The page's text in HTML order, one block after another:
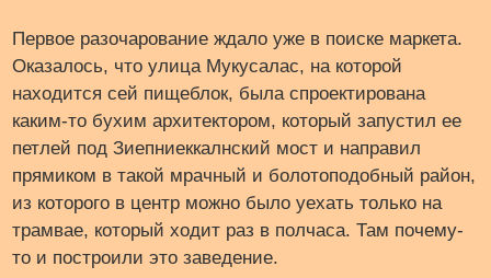
Первое разочарование ждало уже в поиске маркета.
Оказалось, что улица Мукусалас, на которой
находится сей пищеблок, была спроектирована
каким-то бухим архитектором, который запустил ее
петлей под Зиепниеккалнский мост и направил
прямиком в такой мрачный и болотоподобный район,
из которого в центр можно было уехать только на
трамвае, который ходит раз в полчаса. Там почему-
то и построили это заведение.